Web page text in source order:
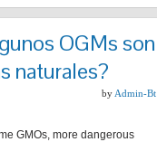
OGMs son
naturales?
by Admin-Bt
GMOs, more dangerous